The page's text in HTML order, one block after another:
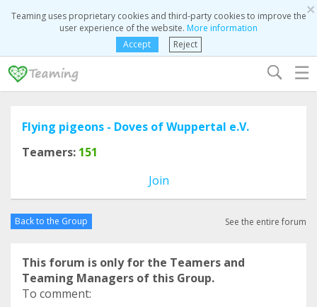
×
Teaming uses proprietary cookies and third-party cookies to improve the
user experience of the website. More information
Accept
Reject
☰
Flying pigeons - Doves of Wuppertal e.V.
Teamers: 151
Join
Back to the Group See the entire forum
This forum is only for the Teamers and
Teaming Managers of this Group.
To comment: